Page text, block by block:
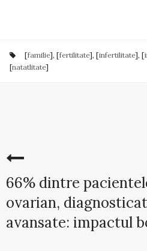
[familie], [fertilitate], [infertilitate], [
[natatlitate]
66% dintre
ovarian,
avansate: impactul